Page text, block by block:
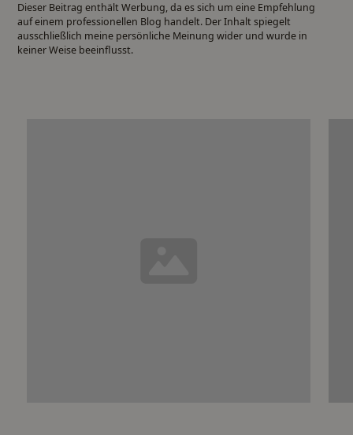
Dieser Beitrag enthält Werbung, da es sich um eine Empfehlung
auf einem professionellen Blog handelt. Der Inhalt spiegelt
ausschließlich meine persönliche Meinung wider und wurde in
keiner Weise beeinflusst.